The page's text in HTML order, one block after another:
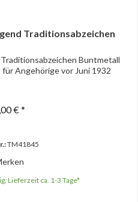
Traditionsabzeichen
Buntmetall
Angehörige vor Juni 1932
€ *
TM41845
Lieferzeit ca. 1-3 Tage*